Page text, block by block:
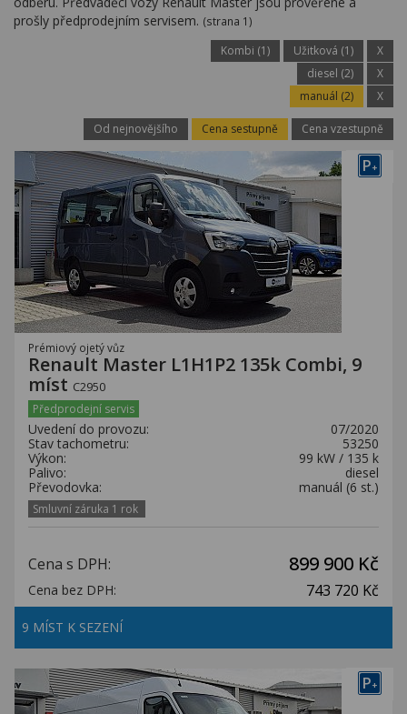
prošly předprodejním servisem. (strana 1)
Kombi (1) Užitková (1)
X
diesel (2)
X
manuál (2)
X
Od nejnovějšího Cena sestupně Cena vzestupně
P+
Prémiový ojetý vůz
Renault Master L1H1P2 135k Combi, 9
míst C2950
Předprodejní servis
Uvedení do provozu:
07/2020
Stav tachometru:
53250
Výkon:
99 kW / 135 k
Palivo:
diesel
Převodovka:
manuál (6 st.)
Smluvní záruka 1 rok
Cena s DPH: 899 900 Kč
Cena bez DPH: 743 720 Kč
9 MÍST K SEZENÍ
P+